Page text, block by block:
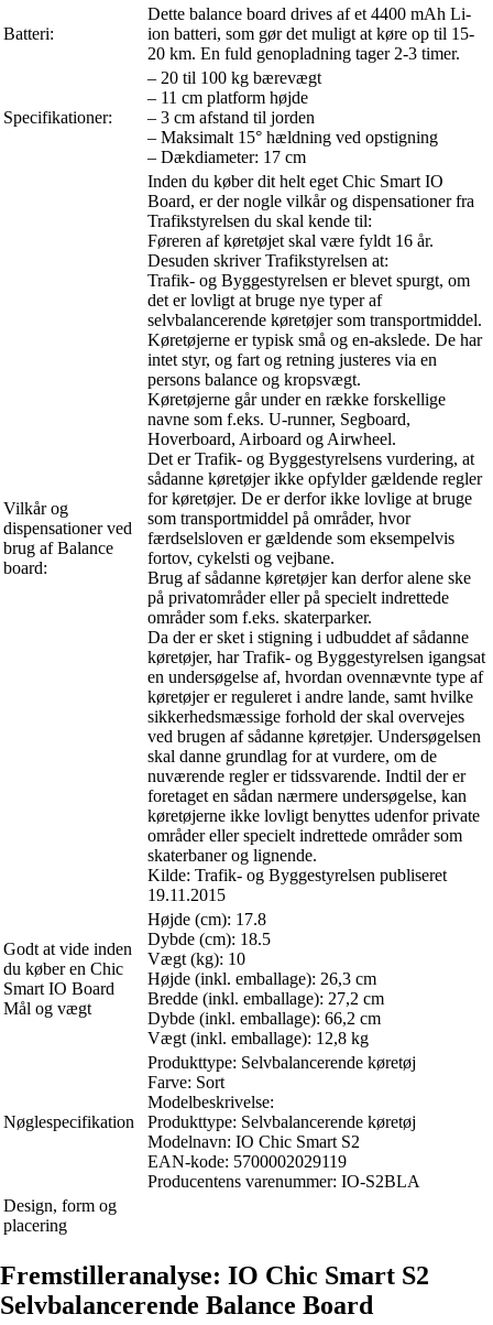
Batteri:
Dette balance board drives af et 4400 mAh Li-
ion batteri, som gør det muligt at køre op til 15-
20 km. En fuld genopladning tager 2-3 timer.
Specifikationer:
– 20 til 100 kg bærevægt
– 11 cm platform højde
– 3 cm afstand til jorden
– Maksimalt 15° hældning ved opstigning
– Dækdiameter: 17 cm
Vilkår og
dispensationer ved
brug af Balance
board:
Inden du køber dit helt eget Chic Smart IO
Board, er der nogle vilkår og dispensationer fra
Trafikstyrelsen du skal kende til:
Føreren af køretøjet skal være fyldt 16 år.
Desuden skriver Trafikstyrelsen at:
Trafik- og Byggestyrelsen er blevet spurgt, om
det er lovligt at bruge nye typer af
selvbalancerende køretøjer som transportmiddel.
Køretøjerne er typisk små og en-akslede. De har
intet styr, og fart og retning justeres via en
persons balance og kropsvægt.
Køretøjerne går under en række forskellige
navne som f.eks. U-runner, Segboard,
Hoverboard, Airboard og Airwheel.
Det er Trafik- og Byggestyrelsens vurdering, at
sådanne køretøjer ikke opfylder gældende regler
for køretøjer. De er derfor ikke lovlige at bruge
som transportmiddel på områder, hvor
færdselsloven er gældende som eksempelvis
fortov, cykelsti og vejbane.
Brug af sådanne køretøjer kan derfor alene ske
på privatområder eller på specielt indrettede
områder som f.eks. skaterparker.
Da der er sket i stigning i udbuddet af sådanne
køretøjer, har Trafik- og Byggestyrelsen igangsat
en undersøgelse af, hvordan ovennævnte type af
køretøjer er reguleret i andre lande, samt hvilke
sikkerhedsmæssige forhold der skal overvejes
ved brugen af sådanne køretøjer. Undersøgelsen
skal danne grundlag for at vurdere, om de
nuværende regler er tidssvarende. Indtil der er
foretaget en sådan nærmere undersøgelse, kan
køretøjerne ikke lovligt benyttes udenfor private
områder eller specielt indrettede områder som
skaterbaner og lignende.
Kilde: Trafik- og Byggestyrelsen publiseret
19.11.2015
Godt at vide inden
du køber en Chic
Smart IO Board
Mål og vægt
Højde (cm): 17.8
Dybde (cm): 18.5
Vægt (kg): 10
Højde (inkl. emballage): 26,3 cm
Bredde (inkl. emballage): 27,2 cm
Dybde (inkl. emballage): 66,2 cm
Vægt (inkl. emballage): 12,8 kg
Nøglespecifikation
Produkttype: Selvbalancerende køretøj
Farve: Sort
Modelbeskrivelse:
Produkttype: Selvbalancerende køretøj
Modelnavn: IO Chic Smart S2
EAN-kode: 5700002029119
Producentens varenummer: IO-S2BLA
Design, form og
placering
Fremstilleranalyse: IO Chic Smart S2
Selvbalancerende Balance Board